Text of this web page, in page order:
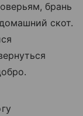
брань
скот.